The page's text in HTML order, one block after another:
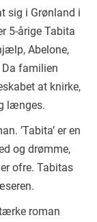
sig i Grønland i
5-årige Tabita
Abelone,
familien
at knirke,
længes.
’Tabita’ er en
og drømme,
ofre. Tabitas
roman